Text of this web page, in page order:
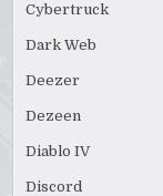
Cybertruck
Dark Web
Deezer
Dezeen
Diablo IV
Discord